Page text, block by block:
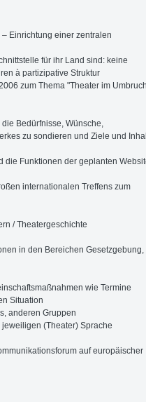
Einrichtung einer zentralen
für ihr Land sind: keine
à partizipative Struktur
zum Thema "Theater im
Bedürfnisse, Wünsche,
zu sondieren und Ziele und
die Funktionen der geplanten
internationalen Treffens zum
/ Theatergeschichte
in den Bereichen Gesetzgebung,
wie Termine
Situation
anderen Gruppen
(Theater) Sprache
auf europäischer